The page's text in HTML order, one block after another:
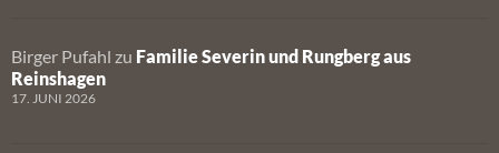
Birger Pufahl zu Familie Severin und Rungberg aus
Reinshagen
17. JUNI 2026